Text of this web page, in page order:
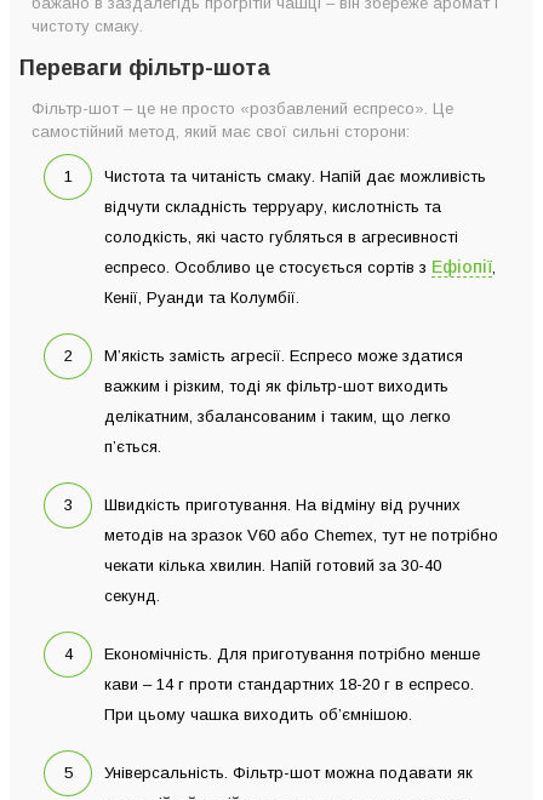
чистоту смаку.
Переваги фільтр-шота
Фільтр-шот – це не просто «розбавлений еспресо». Це
самостійний метод, який має свої сильні сторони:
Чистота та читаність смаку. Напій дає можливість
відчути складність терруару, кислотність та
солодкість, які часто губляться в агресивності
еспресо. Особливо це стосується сортів з Ефіопії
Кенії, Руанди та Колумбії.
М’якість замість агресії. Еспресо може здатися
важким і різким, тоді як фільтр-шот виходить
делікатним, збалансованим і таким, що легко
п’ється.
Швидкість приготування. На відміну від ручних
методів на зразок V60 або Chemex, тут не потрібно
чекати кілька хвилин. Напій готовий за 30-40
секунд.
Економічність. Для приготування потрібно менше
кави – 14 г проти стандартних 18-20 г в еспресо.
При цьому чашка виходить об’ємнішою.
Універсальність. Фільтр-шот можна подавати як